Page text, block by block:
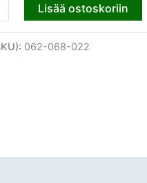
Lisää ostoskoriin
062-068-022